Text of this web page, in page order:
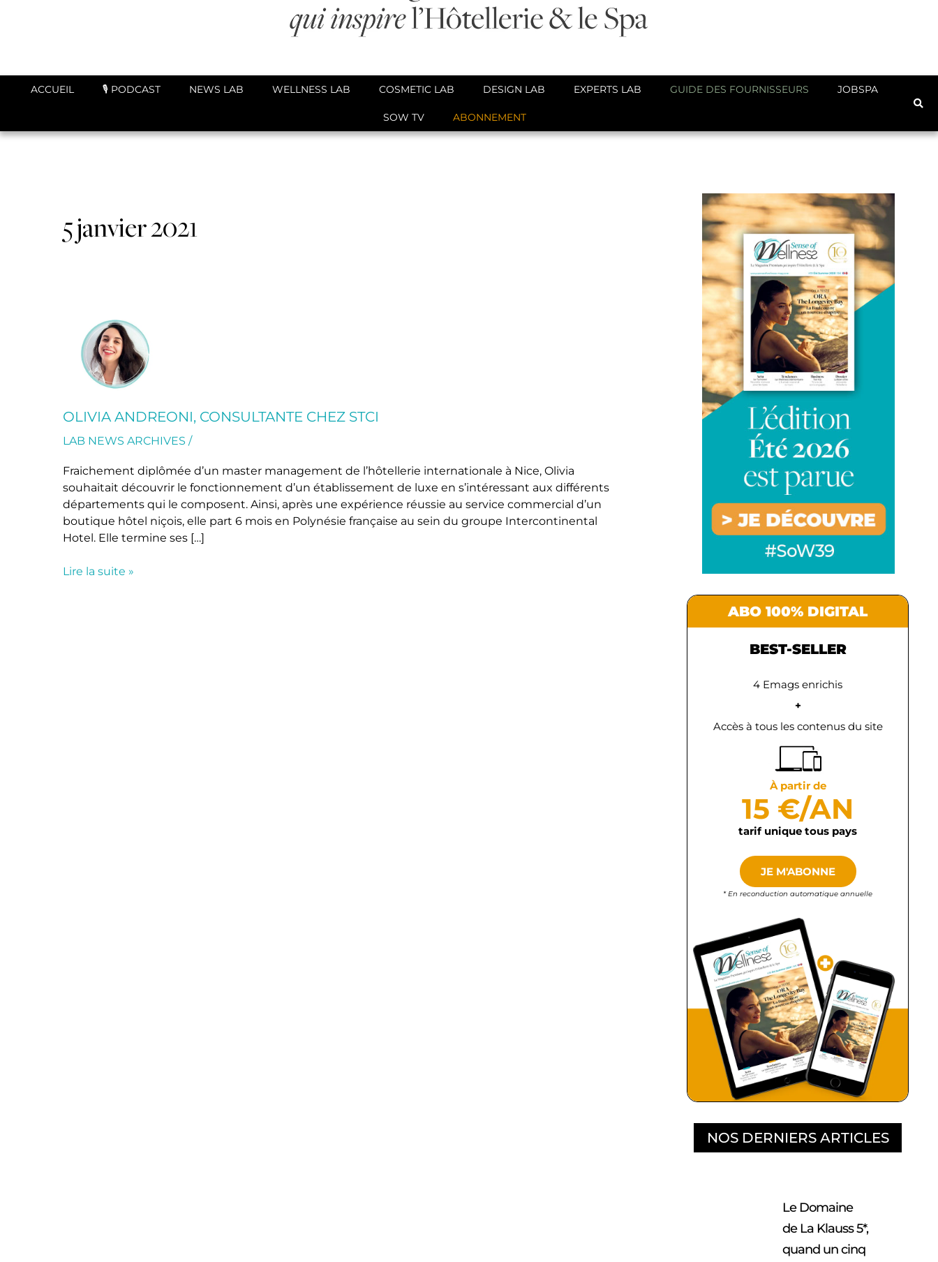
ACCUEIL 🎙️ PODCAST NEWS LAB WELLNESS LAB COSMETIC LAB DESIGN LAB EXPERTS LAB GUIDE DES FOURNISSEURS JOBSPA
SOW TV ABONNEMENT
5 janvier 2021
OLIVIA ANDREONI, CONSULTANTE CHEZ STCI
LAB NEWS ARCHIVES /
Fraichement diplômée d’un master management de l’hôtellerie internationale à Nice, Olivia
souhaitait découvrir le fonctionnement d’un établissement de luxe en s’intéressant aux différents
départements qui le composent. Ainsi, après une expérience réussie au service commercial d’un
boutique hôtel niçois, elle part 6 mois en Polynésie française au sein du groupe Intercontinental
Hotel. Elle termine ses […]
Andreoni,
Consultante
chez
Lire la suite »
ABO 100% DIGITAL
BEST-SELLER
4 Emags enrichis
+
Accès à tous les contenus du site
À partir de
15 €/AN
tarif unique tous pays
JE M'ABONNE
* En reconduction automatique annuelle
NOS DERNIERS ARTICLES
Le Domaine
de La Klauss 5*,
quand un cinq